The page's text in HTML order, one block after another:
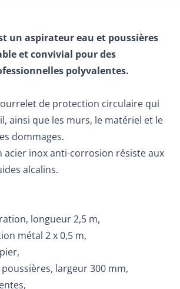
un aspirateur eau et poussières
et convivial pour des
polyvalentes.
de protection circulaire qui
ainsi que les murs, le matériel et le
dommages.
acier inox anti-corrosion résiste aux
alcalins.
longueur 2,5 m,
métal 2 x 0,5 m,
largeur 300 mm,